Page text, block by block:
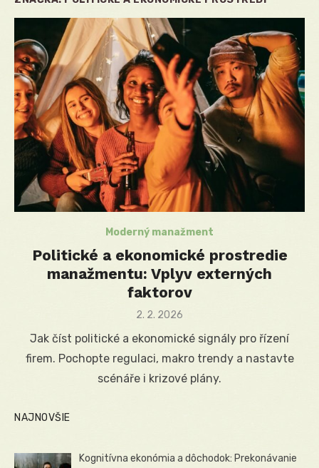
Moderný manažment
Politické a ekonomické prostredie
manažmentu: Vplyv externých
faktorov
Posted
2. 2. 2026
Jak číst politické a ekonomické signály pro řízení
firem. Pochopte regulaci, makro trendy a nastavte
scénáře i krizové plány.
NAJNOVŠIE
Kognitívna ekonómia a dôchodok: Prekonávanie